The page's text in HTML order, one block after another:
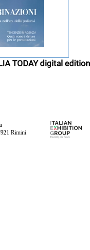
TODAY digital edition
Rimini